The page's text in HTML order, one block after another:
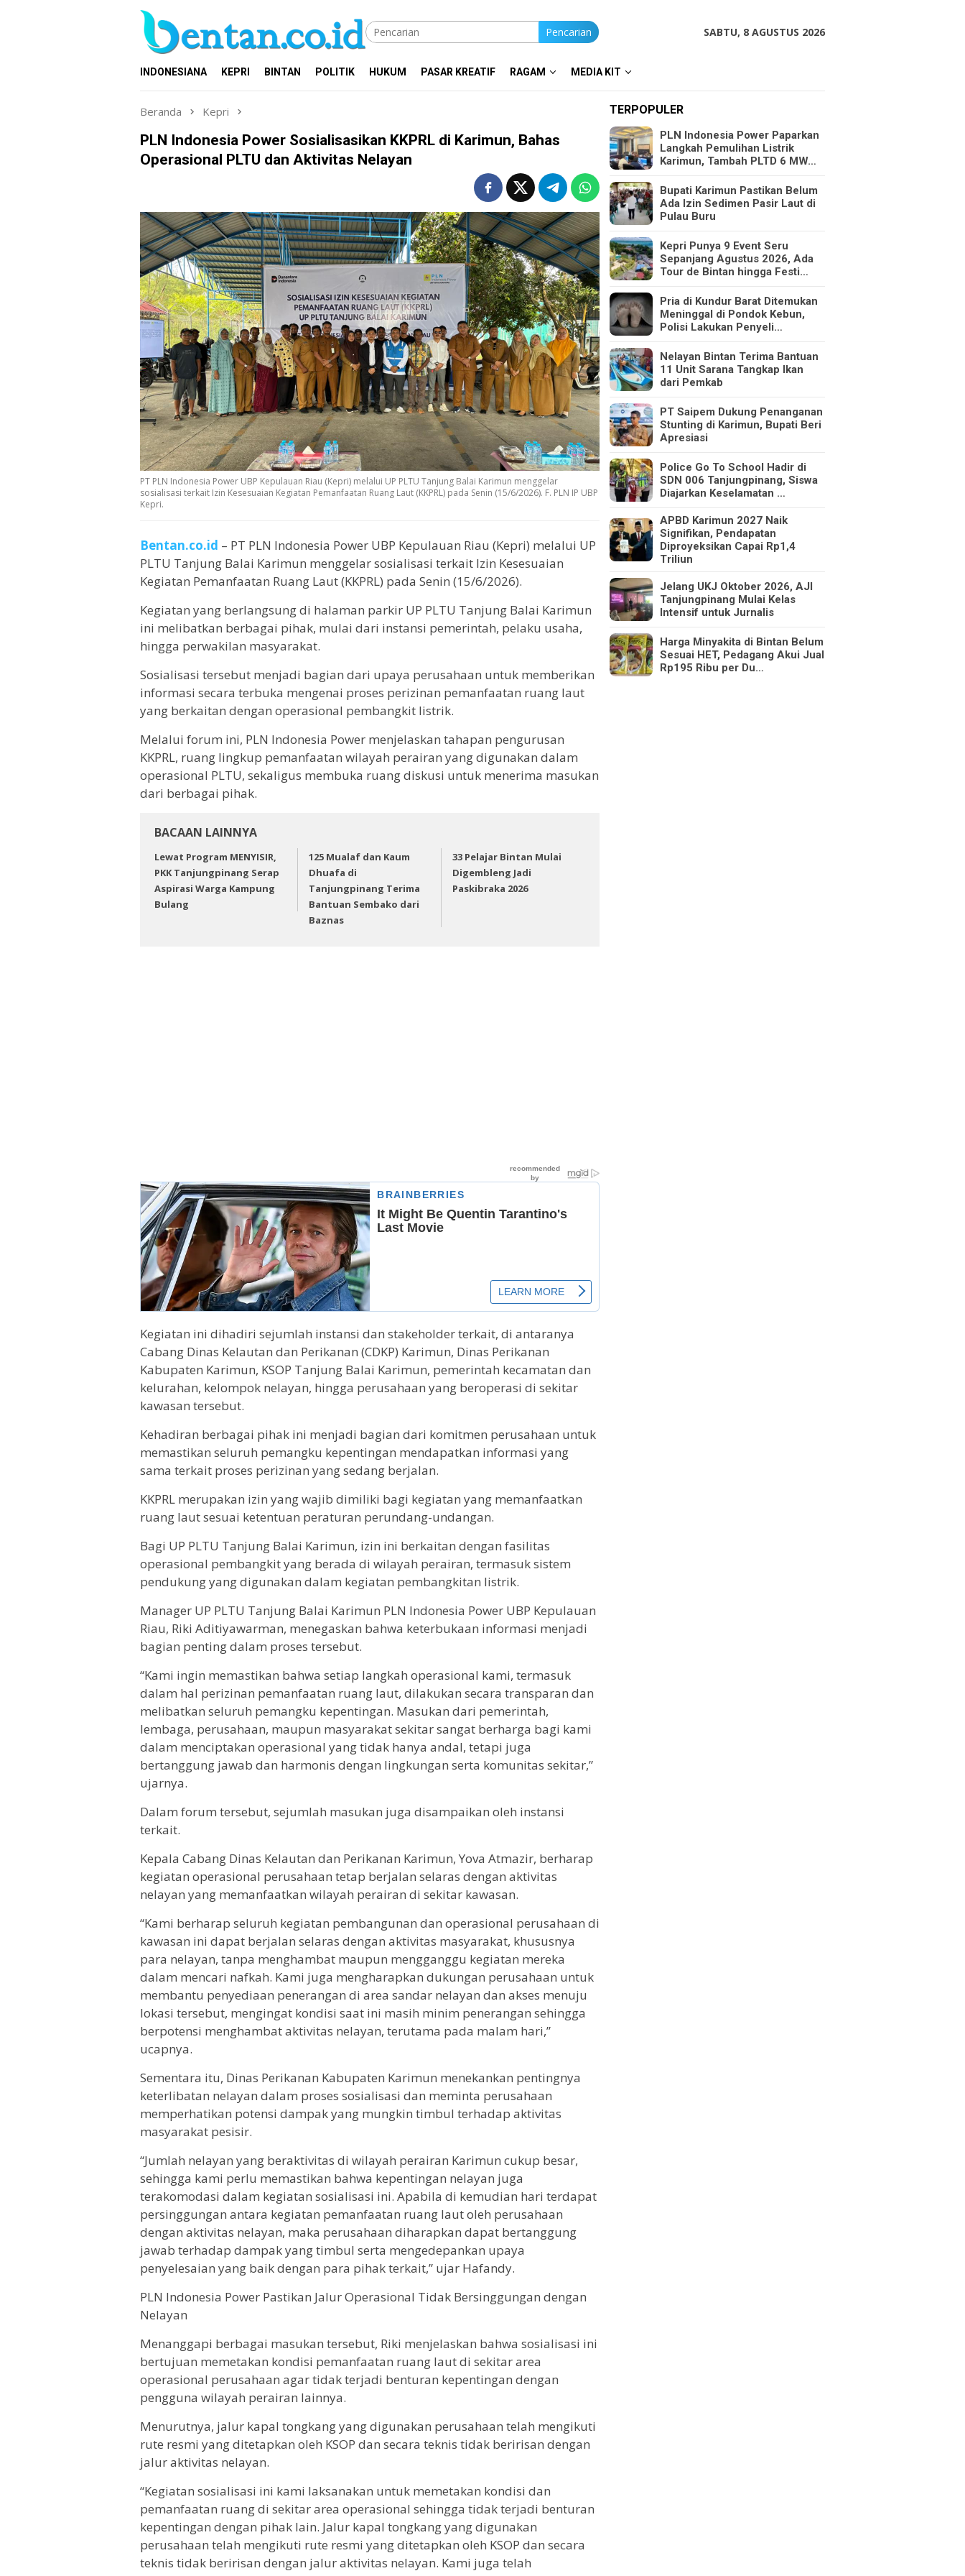
Pencarian SABTU, 8 AGUSTUS 2026
INDONESIANA KEPRI BINTAN POLITIK HUKUM PASAR KREATIF RAGAM MEDIA KIT
Beranda Kepri
PLN Indonesia Power Sosialisasikan KKPRL di Karimun, Bahas
Operasional PLTU dan Aktivitas Nelayan
PT PLN Indonesia Power UBP Kepulauan Riau (Kepri) melalui UP PLTU Tanjung Balai Karimun menggelar
sosialisasi terkait Izin Kesesuaian Kegiatan Pemanfaatan Ruang Laut (KKPRL) pada Senin (15/6/2026). F. PLN IP UBP
Kepri.
Bentan.co.id – PT PLN Indonesia Power UBP Kepulauan Riau (Kepri) melalui UP
PLTU Tanjung Balai Karimun menggelar sosialisasi terkait Izin Kesesuaian
Kegiatan Pemanfaatan Ruang Laut (KKPRL) pada Senin (15/6/2026).
Kegiatan yang berlangsung di halaman parkir UP PLTU Tanjung Balai Karimun
ini melibatkan berbagai pihak, mulai dari instansi pemerintah, pelaku usaha,
hingga perwakilan masyarakat.
Sosialisasi tersebut menjadi bagian dari upaya perusahaan untuk memberikan
informasi secara terbuka mengenai proses perizinan pemanfaatan ruang laut
yang berkaitan dengan operasional pembangkit listrik.
Melalui forum ini, PLN Indonesia Power menjelaskan tahapan pengurusan
KKPRL, ruang lingkup pemanfaatan wilayah perairan yang digunakan dalam
operasional PLTU, sekaligus membuka ruang diskusi untuk menerima masukan
dari berbagai pihak.
BACAAN LAINNYA
Lewat Program MENYISIR,
PKK Tanjungpinang Serap
Aspirasi Warga Kampung
Bulang
125 Mualaf dan Kaum
Dhuafa di
Tanjungpinang Terima
Bantuan Sembako dari
Baznas
33 Pelajar Bintan Mulai
Digembleng Jadi
Paskibraka 2026
Kegiatan ini dihadiri sejumlah instansi dan stakeholder terkait, di antaranya
Cabang Dinas Kelautan dan Perikanan (CDKP) Karimun, Dinas Perikanan
Kabupaten Karimun, KSOP Tanjung Balai Karimun, pemerintah kecamatan dan
kelurahan, kelompok nelayan, hingga perusahaan yang beroperasi di sekitar
kawasan tersebut.
Kehadiran berbagai pihak ini menjadi bagian dari komitmen perusahaan untuk
memastikan seluruh pemangku kepentingan mendapatkan informasi yang
sama terkait proses perizinan yang sedang berjalan.
KKPRL merupakan izin yang wajib dimiliki bagi kegiatan yang memanfaatkan
ruang laut sesuai ketentuan peraturan perundang-undangan.
Bagi UP PLTU Tanjung Balai Karimun, izin ini berkaitan dengan fasilitas
operasional pembangkit yang berada di wilayah perairan, termasuk sistem
pendukung yang digunakan dalam kegiatan pembangkitan listrik.
Manager UP PLTU Tanjung Balai Karimun PLN Indonesia Power UBP Kepulauan
Riau, Riki Aditiyawarman, menegaskan bahwa keterbukaan informasi menjadi
bagian penting dalam proses tersebut.
“Kami ingin memastikan bahwa setiap langkah operasional kami, termasuk
dalam hal perizinan pemanfaatan ruang laut, dilakukan secara transparan dan
melibatkan seluruh pemangku kepentingan. Masukan dari pemerintah,
lembaga, perusahaan, maupun masyarakat sekitar sangat berharga bagi kami
dalam menciptakan operasional yang tidak hanya andal, tetapi juga
bertanggung jawab dan harmonis dengan lingkungan serta komunitas sekitar,”
ujarnya.
Dalam forum tersebut, sejumlah masukan juga disampaikan oleh instansi
terkait.
Kepala Cabang Dinas Kelautan dan Perikanan Karimun, Yova Atmazir, berharap
kegiatan operasional perusahaan tetap berjalan selaras dengan aktivitas
nelayan yang memanfaatkan wilayah perairan di sekitar kawasan.
“Kami berharap seluruh kegiatan pembangunan dan operasional perusahaan di
kawasan ini dapat berjalan selaras dengan aktivitas masyarakat, khususnya
para nelayan, tanpa menghambat maupun mengganggu kegiatan mereka
dalam mencari nafkah. Kami juga mengharapkan dukungan perusahaan untuk
membantu penyediaan penerangan di area sandar nelayan dan akses menuju
lokasi tersebut, mengingat kondisi saat ini masih minim penerangan sehingga
berpotensi menghambat aktivitas nelayan, terutama pada malam hari,”
ucapnya.
Sementara itu, Dinas Perikanan Kabupaten Karimun menekankan pentingnya
keterlibatan nelayan dalam proses sosialisasi dan meminta perusahaan
memperhatikan potensi dampak yang mungkin timbul terhadap aktivitas
masyarakat pesisir.
“Jumlah nelayan yang beraktivitas di wilayah perairan Karimun cukup besar,
sehingga kami perlu memastikan bahwa kepentingan nelayan juga
terakomodasi dalam kegiatan sosialisasi ini. Apabila di kemudian hari terdapat
persinggungan antara kegiatan pemanfaatan ruang laut oleh perusahaan
dengan aktivitas nelayan, maka perusahaan diharapkan dapat bertanggung
jawab terhadap dampak yang timbul serta mengedepankan upaya
penyelesaian yang baik dengan para pihak terkait,” ujar Hafandy.
PLN Indonesia Power Pastikan Jalur Operasional Tidak Bersinggungan dengan
Nelayan
Menanggapi berbagai masukan tersebut, Riki menjelaskan bahwa sosialisasi ini
bertujuan memetakan kondisi pemanfaatan ruang laut di sekitar area
operasional perusahaan agar tidak terjadi benturan kepentingan dengan
pengguna wilayah perairan lainnya.
Menurutnya, jalur kapal tongkang yang digunakan perusahaan telah mengikuti
rute resmi yang ditetapkan oleh KSOP dan secara teknis tidak beririsan dengan
jalur aktivitas nelayan.
“Kegiatan sosialisasi ini kami laksanakan untuk memetakan kondisi dan
pemanfaatan ruang di sekitar area operasional sehingga tidak terjadi benturan
kepentingan dengan pihak lain. Jalur kapal tongkang yang digunakan
perusahaan telah mengikuti rute resmi yang ditetapkan oleh KSOP dan secara
teknis tidak beririsan dengan jalur aktivitas nelayan. Kami juga telah
TERPOPULER
PLN Indonesia Power Paparkan
Langkah Pemulihan Listrik
Karimun, Tambah PLTD 6 MW…
Bupati Karimun Pastikan Belum
Ada Izin Sedimen Pasir Laut di
Pulau Buru
Kepri Punya 9 Event Seru
Sepanjang Agustus 2026, Ada
Tour de Bintan hingga Festi…
Pria di Kundur Barat Ditemukan
Meninggal di Pondok Kebun,
Polisi Lakukan Penyeli…
Nelayan Bintan Terima Bantuan
11 Unit Sarana Tangkap Ikan
dari Pemkab
PT Saipem Dukung Penanganan
Stunting di Karimun, Bupati Beri
Apresiasi
Police Go To School Hadir di
SDN 006 Tanjungpinang, Siswa
Diajarkan Keselamatan …
APBD Karimun 2027 Naik
Signifikan, Pendapatan
Diproyeksikan Capai Rp1,4
Triliun
Jelang UKJ Oktober 2026, AJI
Tanjungpinang Mulai Kelas
Intensif untuk Jurnalis
Harga Minyakita di Bintan Belum
Sesuai HET, Pedagang Akui Jual
Rp195 Ribu per Du…